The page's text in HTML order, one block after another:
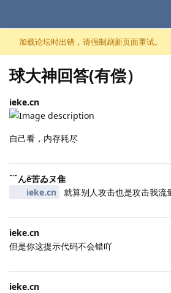
跳至内容
加载论坛时出错，请强制刷新页面重试。
球大神回答(有偿）
ieke.​cn
自己看，内存耗尽
﹊んё苦ゐヌ隹
ieke.​cn
就算别人攻击也是攻击我
ieke.​cn
但是你这提示代码不会错吖
ieke.​cn